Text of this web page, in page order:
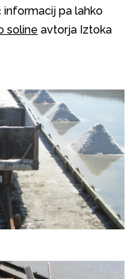
informacij pa lahko
soline avtorja Iztoka